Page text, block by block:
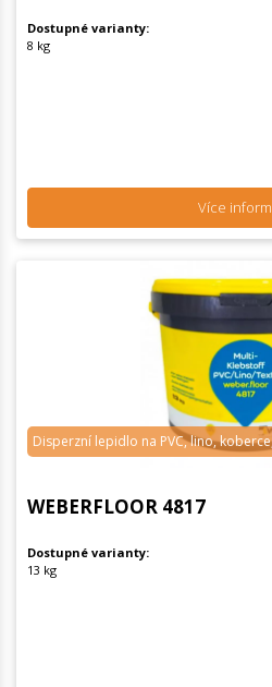
Dostupné varianty:
8 kg
Více
Disperzní lepidlo na PVC, lino,
WEBERFLOOR 4817
Dostupné varianty:
13 kg